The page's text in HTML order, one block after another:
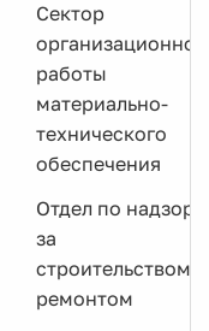
Сектор
организационной
работы
материально-
технического
обеспечения
Отдел по надзору
за
строительством и
ремонтом